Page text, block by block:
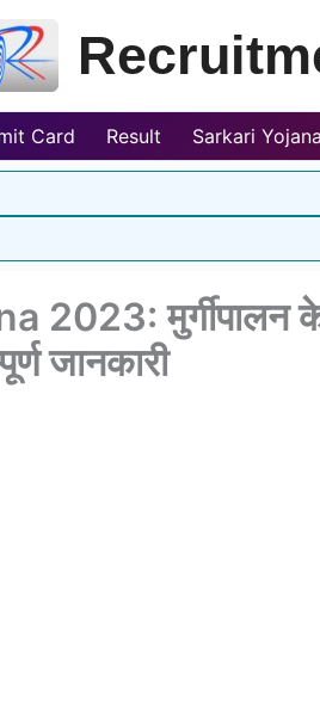
Card Result Sarkari Yojana
मुर्गीपालन
जानकारी